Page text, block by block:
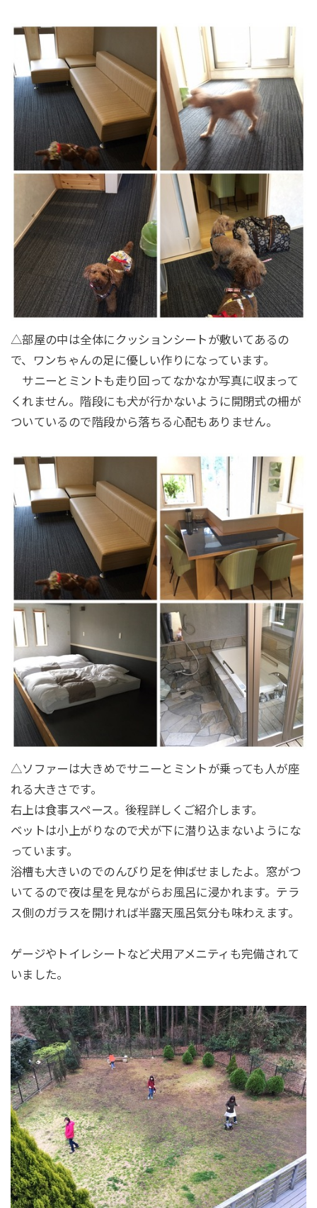
△部屋の中は全体にクッションシートが敷いてあるの
で、ワンちゃんの足に優しい作りになっています。
サニーとミントも走り回ってなかなか写真に収まって
くれません。階段にも犬が行かないように開閉式の柵が
ついているので階段から落ちる心配もありません。
△ソファーは大きめでサニーとミントが乗っても人が座
れる大きさです。
右上は食事スペース。後程詳しくご紹介します。
ベットは小上がりなので犬が下に潜り込まないようにな
っています。
浴槽も大きいのでのんびり足を伸ばせましたよ。窓がつ
いてるので夜は星を見ながらお風呂に浸かれます。テラ
ス側のガラスを開ければ半露天風呂気分も味わえます。
ゲージやトイレシートなど犬用アメニティも完備されて
いました。